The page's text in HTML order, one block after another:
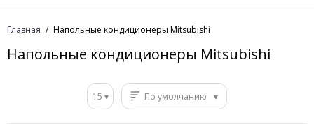
Главная Напольные кондиционеры Mitsubishi
Напольные кондиционеры Mitsubishi
15 По умолчанию